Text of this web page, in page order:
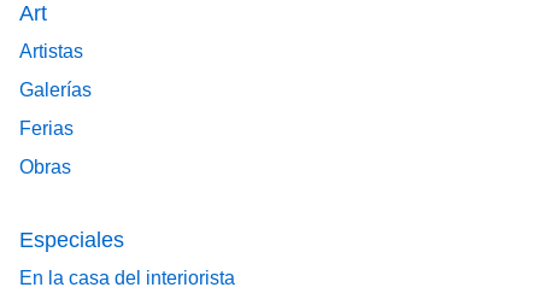
Art
Artistas
Galerías
Ferias
Obras
Especiales
En la casa del interiorista